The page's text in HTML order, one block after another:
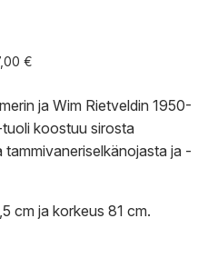
€
ja Wim Rietveldin 1950-
koostuu sirosta
ja -
cm ja korkeus 81 cm.